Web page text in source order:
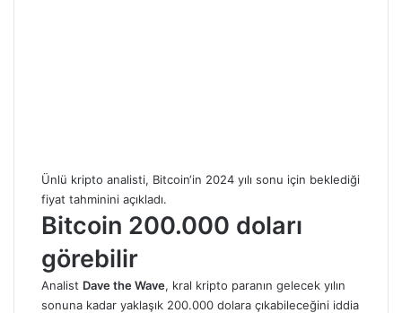
Ünlü kripto analisti, Bitcoin‘in 2024 yılı sonu için beklediği
fiyat tahminini açıkladı.
Bitcoin 200.000 doları
görebilir
Analist Dave the Wave, kral kripto paranın gelecek yılın
sonuna kadar yaklaşık 200.000 dolara çıkabileceğini iddia